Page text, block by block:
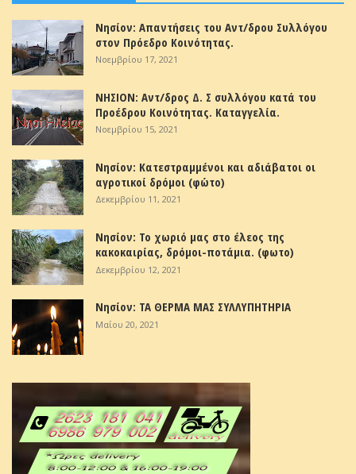
Νησίον: Απαντήσεις του Αντ/δρου Συλλόγου
στον Πρόεδρο Κοινότητας.
Νοεμβρίου 17, 2021
ΝΗΣΙΟΝ: Αντ/δρος Δ. Σ συλλόγου κατά του
Προέδρου Κοινότητας. Καταγγελία.
Νοεμβρίου 15, 2021
Νησίον: Κατεστραμμένοι και αδιάβατοι οι
αγροτικοί δρόμοι (φώτο)
Δεκεμβρίου 11, 2021
Νησίον: Το χωριό μας στο έλεος της
κακοκαιρίας, δρόμοι-ποτάμια. (φωτο)
Δεκεμβρίου 12, 2021
Νησίον: ΤΑ ΘΕΡΜΑ ΜΑΣ ΣΥΛΛΥΠΗΤΗΡΙΑ
Μαΐου 20, 2021